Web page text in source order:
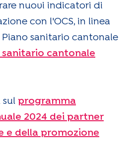
nuovi indicatori di
con l'OCS, in linea
sanitario cantonale
sanitario cantonale
sul programma
2024 dei partner
e della promozione